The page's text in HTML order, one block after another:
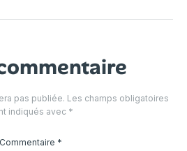
pas publiée. Les champs obligatoires
indiqués avec *
Commentaire *